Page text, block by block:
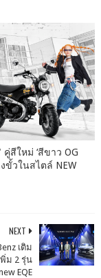
คู่สีใหม่ ‘สีขาว OG
ขั้วในสไตล์ NEW
NEXT
เติม
พิ่ม 2 รุ่น
EQE